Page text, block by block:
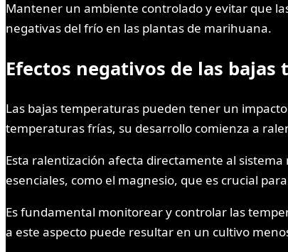
Mantener un ambiente controlado y evitar que
negativas del frío en las plantas de marihuana.
Efectos negativos de las
Las bajas temperaturas pueden tener un
temperaturas frías, su desarrollo comienza a
Esta ralentización afecta directamente al
esenciales, como el magnesio, que es crucial
Es fundamental monitorear y controlar las
a este aspecto puede resultar en un cultivo